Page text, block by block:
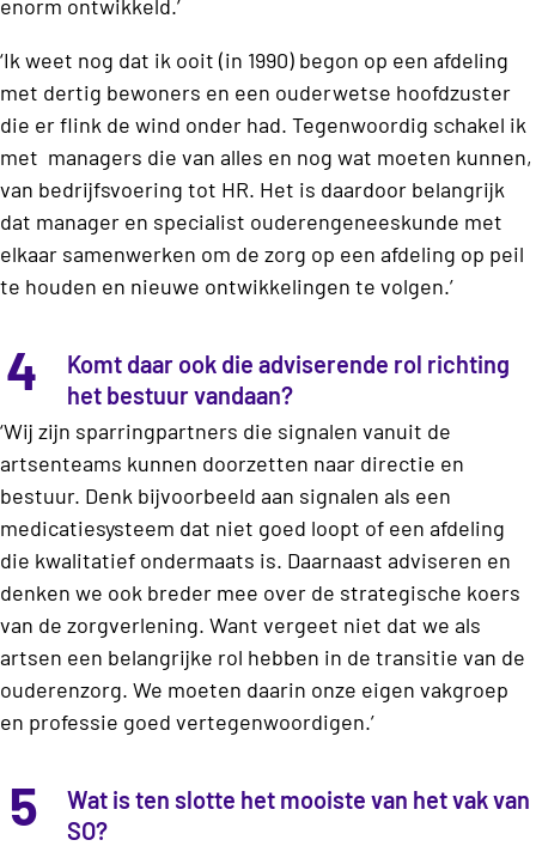
enorm ontwikkeld.’
‘Ik weet nog dat ik ooit (in 1990) begon op een afdeling
met dertig bewoners en een ouderwetse hoofdzuster
die er flink de wind onder had. Tegenwoordig schakel ik
met managers die van alles en nog wat moeten kunnen,
van bedrijfsvoering tot HR. Het is daardoor belangrijk
dat manager en specialist ouderengeneeskunde met
elkaar samenwerken om de zorg op een afdeling op peil
te houden en nieuwe ontwikkelingen te volgen.’
4
Komt daar ook die adviserende rol richting
het bestuur vandaan?
‘Wij zijn sparringpartners die signalen vanuit de
artsenteams kunnen doorzetten naar directie en
bestuur. Denk bijvoorbeeld aan signalen als een
medicatiesysteem dat niet goed loopt of een afdeling
die kwalitatief ondermaats is. Daarnaast adviseren en
denken we ook breder mee over de strategische koers
van de zorgverlening. Want vergeet niet dat we als
artsen een belangrijke rol hebben in de transitie van de
ouderenzorg. We moeten daarin onze eigen vakgroep
en professie goed vertegenwoordigen.’
5
Wat is ten slotte het mooiste van het vak van
SO?